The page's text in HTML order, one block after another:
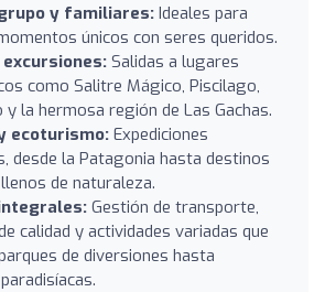
y familiares: Ideales para
únicos con seres queridos.
Salidas a lugares
como Salitre Mágico, Piscilago,
y la hermosa región de Las Gachas.
ecoturismo:Expediciones
desde la Patagonia hasta destinos
de naturaleza.
Gestión de transporte,
calidad y actividades variadas que
de diversiones hasta